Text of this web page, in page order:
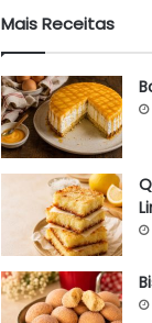
Mais Receitas